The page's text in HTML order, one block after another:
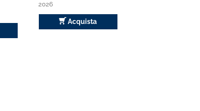
2026
Acquista